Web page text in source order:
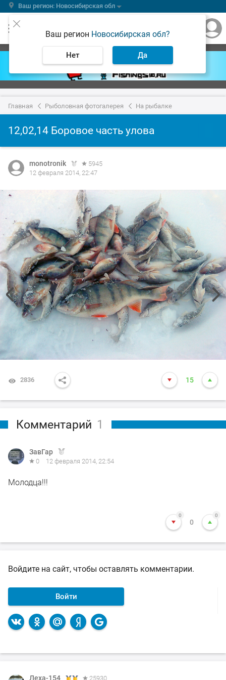
Ваш регион: Новосибирская обл
Ваш регион Новосибирская обл?
Нет Да
Главная Рыболовная фотогалерея На рыбалке
12,02,14 Боровое часть улова
monotronik
5945
12 февраля 2014, 22:47
2836 15
Комментарий 1
ЗавГар
0 12 февраля 2014, 22:54
Молодца!!!
0
0
0
Войдите на сайт, чтобы оставлять комментарии.
Войти
Леха-154
25930
Леха-154
25930